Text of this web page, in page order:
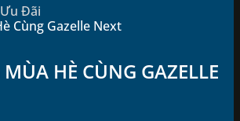
Ưu Đãi
Cùng Gazelle Next
HÈ CÙNG GAZELLE